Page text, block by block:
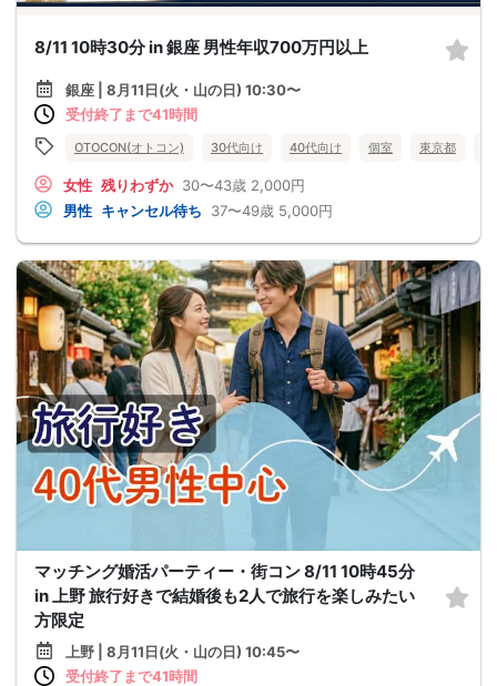
8/11 10時30分 in 銀座 男性年収700万円以上
銀座 | 8月11日(火・山の日) 10:30〜
受付終了まで41時間
OTOCON(オトコン) 30代向け 40代向け 個室 東京都
女性 残りわずか 30〜43歳 2,000円
男性 キャンセル待ち 37〜49歳 5,000円
マッチング婚活パーティー・街コン 8/11 10時45分
in 上野 旅行好きで結婚後も2人で旅行を楽しみたい
方限定
上野 | 8月11日(火・山の日) 10:45〜
受付終了まで41時間